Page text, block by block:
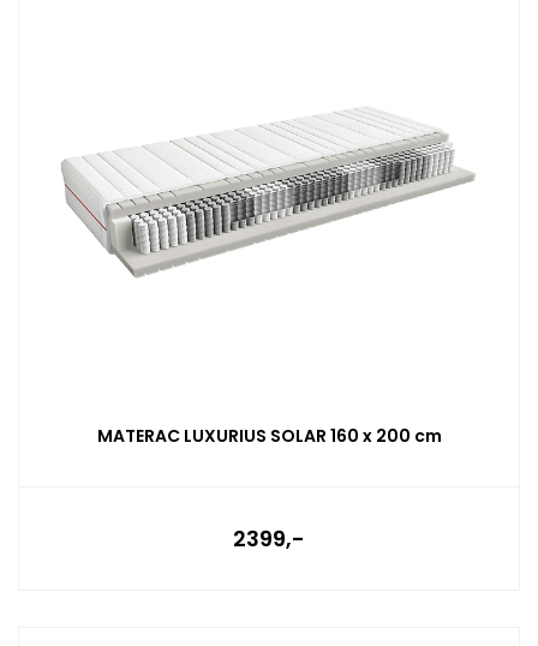
MATERAC LUXURIUS SOLAR 160 x 200 cm
2399,-